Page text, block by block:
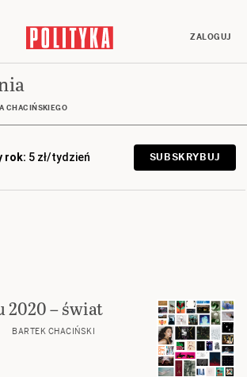
ZALOGUJ
CHACIŃSKIEGO
rok: 5 zł/tydzień SUBSKRYBUJ
2020 – świat
BARTEK CHACIŃSKI